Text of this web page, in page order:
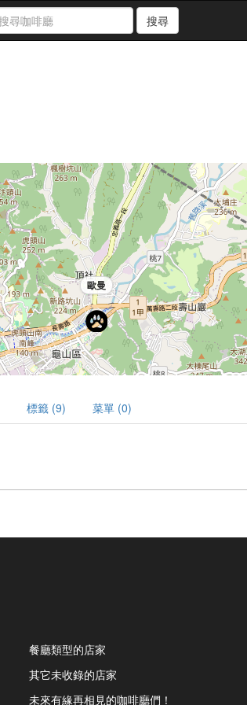
搜尋
歐曼
標籤 (9) 菜單 (0)
餐廳類型的店家
其它未收錄的店家
未來有緣再相見的咖啡廳們！